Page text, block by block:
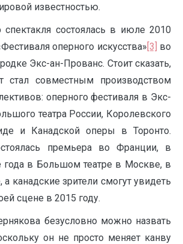
известностью.
спектакля состоялась в июле 2010
оперного искусства» [3] во
Экс-ан-Прованс. Стоит сказать,
стал совместным производством
оперного фестиваля в Экс-
театра России, Королевского
и Канадской оперы в Торонто.
премьера во Франции, в
года в Большом театре в Москве, в
канадские зрители смогут увидеть
сцене в 2015 году.
безусловно можно назвать
он не просто меняет канву